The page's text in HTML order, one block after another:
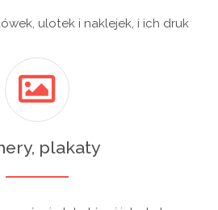
ulotek i naklejek, i ich druk
plakaty